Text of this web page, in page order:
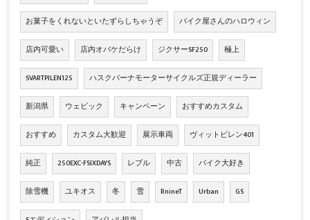
お菓子をくれないといたずらしちゃうぞ バイク屋さんのハロウィン
店内可愛い 店内オバケだらけ ジクサーSF250 極上
SVARTPILEN125 ハスクバーナモーターサイクルズ正規ディーラー
新潟県 ウェビック キャンペーン おすすめカスタム
おすすめ カスタム大歓迎 展示車両 ヴィットピレン401
純正 250EXC-FSIXDAYS レブル 中古 バイク大好き
除雪機 ユキオス 冬 雪 RnineT Urban GS